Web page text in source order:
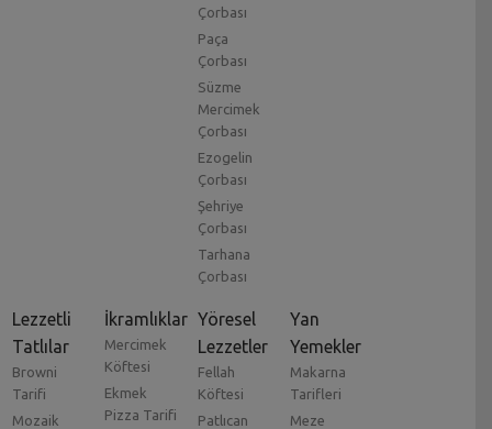
Çorbası
Paça
Çorbası
Süzme
Mercimek
Çorbası
Ezogelin
Çorbası
Şehriye
Çorbası
Tarhana
Çorbası
Lezzetli
Tatlılar
Browni
Tarifi
Mozaik
İkramlıklar
Mercimek
Köftesi
Ekmek
Pizza Tarifi
Yöresel
Lezzetler
Fellah
Köftesi
Patlıcan
Yan
Yemekler
Makarna
Tarifleri
Meze